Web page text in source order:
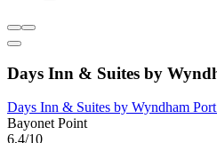
Days Inn & Suites by
Days Inn & Suites by Wyndham
Bayonet Point
6,4/10